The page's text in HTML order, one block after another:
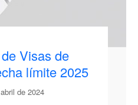
Visas de
límite 2025
de 2024